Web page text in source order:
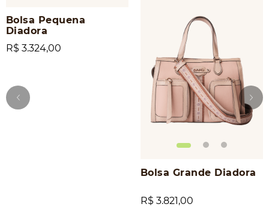
Bolsa Pequena
Diadora
R$ 3.324,00
Bolsa Grande Diadora
R$ 3.821,00